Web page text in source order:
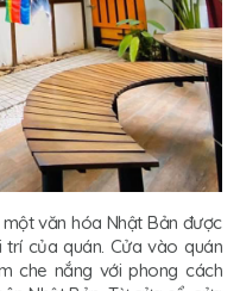
văn hóa Nhật Bản được
của quán. Cửa vào quán
che nắng với phong cách